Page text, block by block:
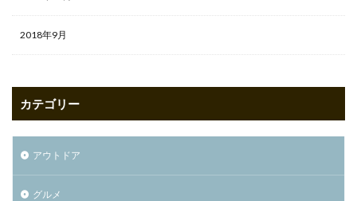
2018年9月
カテゴリー
アウトドア
グルメ